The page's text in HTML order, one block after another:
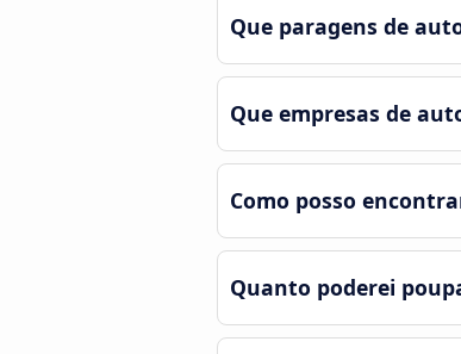
Que paragens de
Que empresas de
Como posso
Quanto poderei